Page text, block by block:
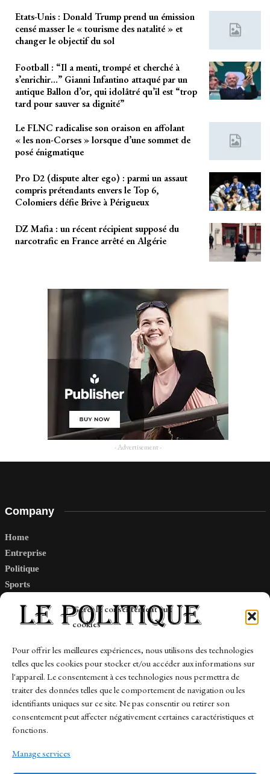
Gérer le consentement aux
cookies
Pour offrir les meilleures expériences, nous utilisons des technologies
telles que les cookies pour stocker et/ou accéder aux informations sur
l'appareil. Le consentement à ces technologies nous permettra de
traiter des données telles que le comportement de navigation ou les
identifiants uniques sur ce site. Ne pas consentir ou retirer son
consentement peut affecter négativement certaines caractéristiques et
fonctions.
Manage services
Etats-Unis : Donald Trump prend un émission
censé masser le « tourisme des natalité » et
changer le objectif du sol
Football : “Il a menti, trompé et cherché à
s’enrichir…” Gianni Infantino attaqué par un
antique Ballon d’or, qui idolâtré qu’il est “trop
tard pour sauver sa dignité”
Le FLNC radicalise son oraison en affolant
« les non-Corses » lorsque d’une sommet de
posé énigmatique
Pro D2 (dispute alter ego) : parmi un assaut
compris prétendants envers le Top 6,
Colomiers défie Brive à Périgueux
DZ Mafia : un récent récipient supposé du
narcotrafic en France arrêté en Algérie
- Advertisement -
Company
Home
Entreprise
Politique
Sports
Links
Contact
Sitemap